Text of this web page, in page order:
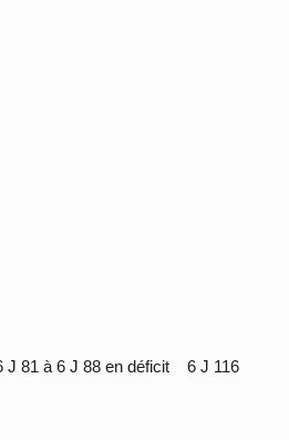
J 81 à 6 J 88 en déficit 6 J 116